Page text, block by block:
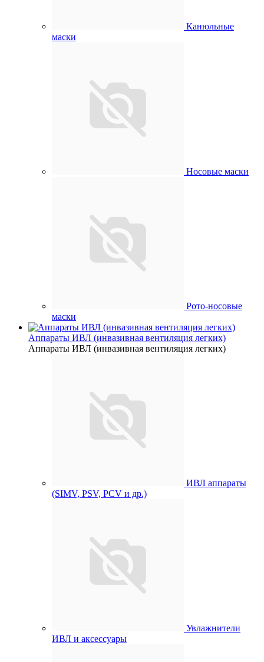
Канюльные
маски
Носовые маски
Рото-носовые
маски
Аппараты ИВЛ (инвазивная вентиляция легких)
Аппараты ИВЛ (инвазивная вентиляция легких)
ИВЛ аппараты
(SIMV, PSV, PCV и др.)
Увлажнители
ИВЛ и аксессуары